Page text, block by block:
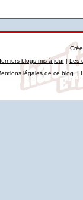
blogs mis à jour|Les
légales de ce blog|